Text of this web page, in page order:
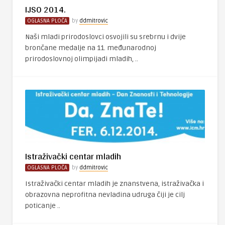
IJSO 2014.
OGLASNA PLOČA by ddmitrovic
Naši mladi prirodoslovci osvojili su srebrnu i dvije
brončane medalje na 11. međunarodnoj
prirodoslovnoj olimpijadi mladih, ..
Istraživački centar mladih
OGLASNA PLOČA by ddmitrovic
Istraživački centar mladih je znanstvena, istraživačka i
obrazovna neprofitna nevladina udruga čiji je cilj
poticanje ..